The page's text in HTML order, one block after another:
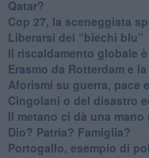
Qatar?
​Cop 27, la sceneggiata
​Liberarsi dei “biechi blu”
Il riscaldamento globale
​Erasmo da Rotterdam e
​Aforismi su guerra, pace
Cingolani o del disastro
​Il metano ci dà una
​Dio? Patria? Famiglia?
Portogallo, esempio di